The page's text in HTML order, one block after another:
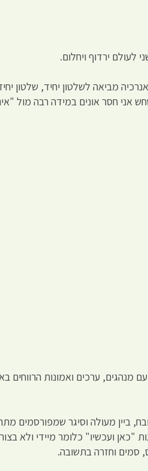
לעולם ירדוף ויחלום.
מביאה לשלטון יחיד, שלטון
אני חסר אונים במידה רבה מול
מנהגים, ערכים ואמונות הרווחים
ביין מעולה וסיגר שמפורסמים
"כאן ועכשיו" כלומר מיידי ולא
סמים וחזרה בתשובה.